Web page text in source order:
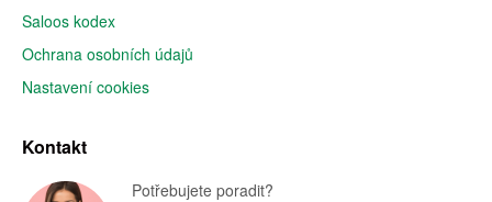
Saloos kodex
Ochrana osobních údajů
Nastavení cookies
Kontakt
Potřebujete poradit?